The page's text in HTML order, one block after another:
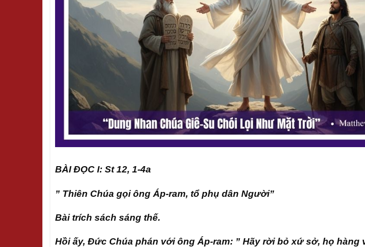
BÀI ĐỌC I: St 12, 1-4a
” Thiên Chúa gọi ông Áp-ram, tổ phụ dân Người”
Bài trích sách sáng thế.
Hồi ấy, Đức Chúa phán với ông Áp-ram: ” Hãy rời bỏ xứ sở, họ hàng